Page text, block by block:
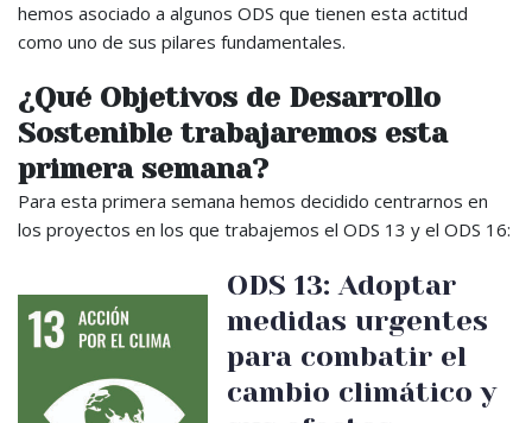
hemos asociado a algunos ODS que tienen esta actitud
como uno de sus pilares fundamentales.
¿Qué Objetivos de Desarrollo
Sostenible trabajaremos esta
primera semana?
Para esta primera semana hemos decidido centrarnos en
los proyectos en los que trabajemos el ODS 13 y el ODS 16:
ODS 13: Adoptar
medidas urgentes
para combatir el
cambio climático y